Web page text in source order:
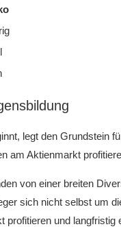
legt den Grundstein
am⁢ Aktienmarkt
von einer breiten
sich nicht selbst um
und langfristig